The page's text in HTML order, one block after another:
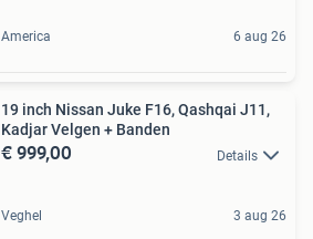
America 6 aug 26
19 inch Nissan Juke F16, Qashqai J11,
Kadjar Velgen + Banden
€ 999,00 Details
Veghel 3 aug 26